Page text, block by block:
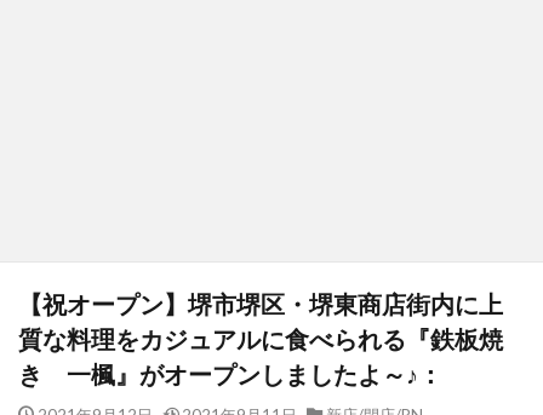
【祝オープン】堺市堺区・堺東商店街内に上
質な料理をカジュアルに食べられる『鉄板焼
き 一楓』がオープンしましたよ～♪：